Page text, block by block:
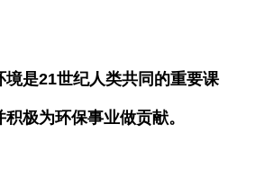
是21世纪人类共同的重要课
极为环保事业做贡献。